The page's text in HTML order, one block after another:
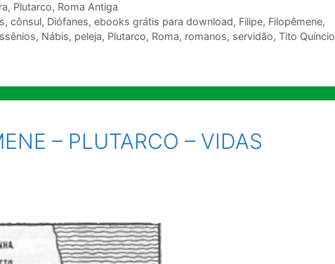
, Plutarco, Roma Antiga
, cônsul, Diófanes, ebooks grátis para download, Filipe, Filopêmene,
, Nábis, peleja, Plutarco, Roma, romanos, servidão, Tito Quíncio
– PLUTARCO – VIDAS